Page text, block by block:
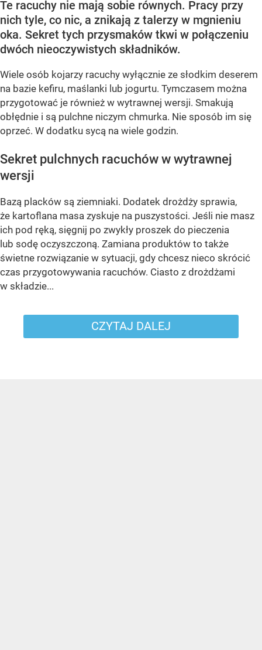
Te racuchy nie mają sobie równych. Pracy przy
nich tyle, co nic, a znikają z talerzy w mgnieniu
oka. Sekret tych przysmaków tkwi w połączeniu
dwóch nieoczywistych składników.
Wiele osób kojarzy racuchy wyłącznie ze słodkim deserem
na bazie kefiru, maślanki lub jogurtu. Tymczasem można
przygotować je również w wytrawnej wersji. Smakują
obłędnie i są pulchne niczym chmurka. Nie sposób im się
oprzeć. W dodatku sycą na wiele godzin.
Sekret pulchnych racuchów w wytrawnej
wersji
Bazą placków są ziemniaki. Dodatek drożdży sprawia,
że kartoflana masa zyskuje na puszystości. Jeśli nie masz
ich pod ręką, sięgnij po zwykły proszek do pieczenia
lub sodę oczyszczoną. Zamiana produktów to także
świetne rozwiązanie w sytuacji, gdy chcesz nieco skrócić
czas przygotowywania racuchów. Ciasto z drożdżami
w składzie...
CZYTAJ DALEJ